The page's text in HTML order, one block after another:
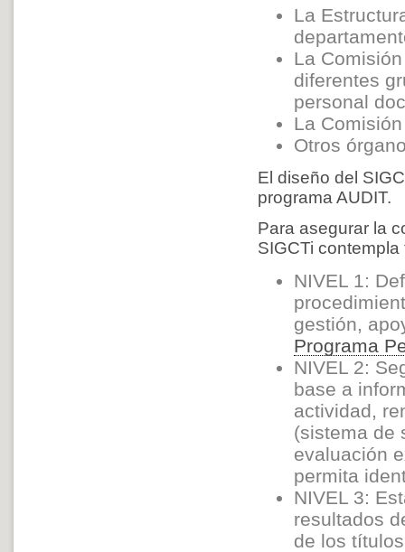
La
La
diferentes
personal
La
Otros
El diseño del
programa AUDIT.
Para asegurar la
SIGCTi
NIVEL 1:
gestión,
Programa
NIVEL 2:
base a
actividad,
(sistema de
evaluación
permita
NIVEL 3:
resultados
de los